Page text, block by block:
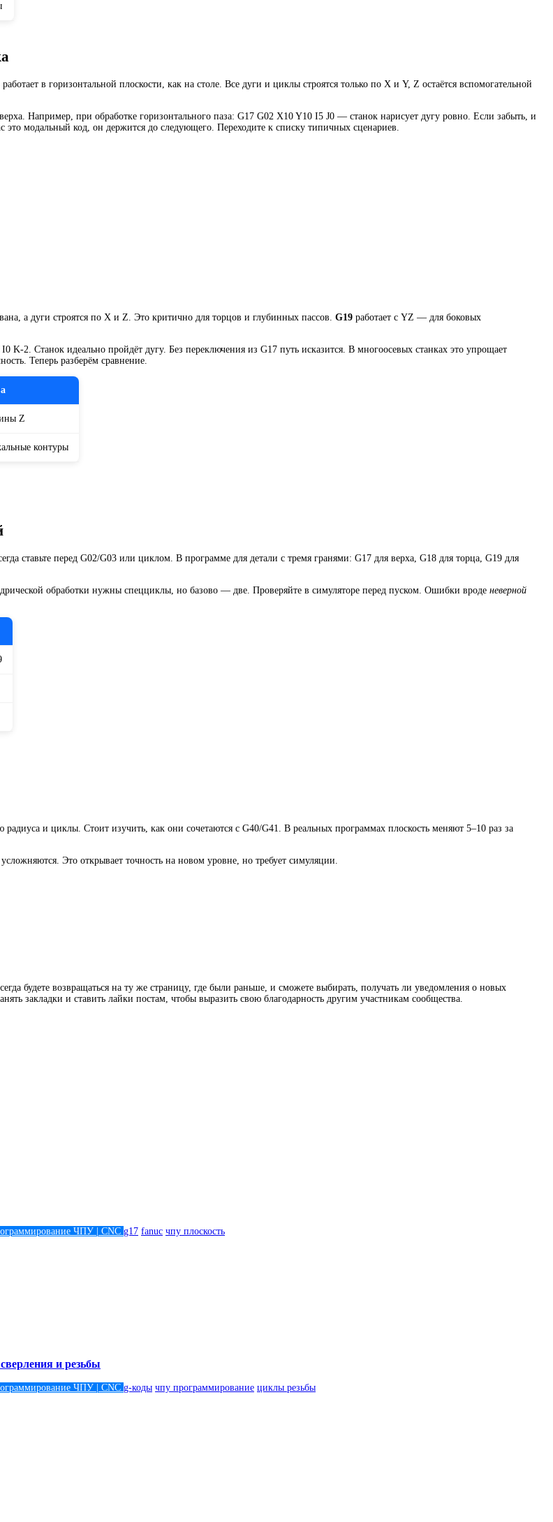
в горизонтальной плоскости, как на столе. Все дуги и циклы строятся только по X и Y, Z остаётся вспомогательной
Например, при обработке горизонтального паза: G17 G02 X10 Y10 I5 J0 — станок нарисует дугу ровно. Если забыть, и
это модальный код, он держится до следующего. Переходите к списку типичных сценариев.
а дуги строятся по X и Z. Это критично для торцов и глубинных пассов. G19 работает с YZ — для боковых
2. Станок идеально пройдёт дугу. Без переключения из G17 путь исказится. В многоосевых станках это упрощает
Теперь разберём сравнение.
Z
контуры
ставьте перед G02/G03 или циклом. В программе для детали с тремя гранями: G17 для верха, G18 для торца, G19 для
обработки нужны спецциклы, но базово — две. Проверяйте в симуляторе перед пуском. Ошибки вроде неверной
и циклы. Стоит изучить, как они сочетаются с G40/G41. В реальных программах плоскость меняют 5–10 раз за
Это открывает точность на новом уровне, но требует симуляции.
будете возвращаться на ту же страницу, где были раньше, и сможете выбирать, получать ли уведомления о новых
закладки и ставить лайки постам, чтобы выразить свою благодарность другим участникам сообщества.
ЧПУ | CNC g17 fanuc чпу плоскость
и резьбы
ЧПУ | CNC g-коды чпу программирование циклы резьбы